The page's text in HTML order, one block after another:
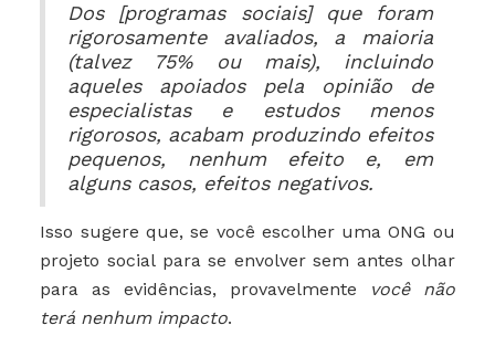
Dos [programas sociais] que foram
rigorosamente avaliados, a maioria
(talvez 75% ou mais), incluindo
aqueles apoiados pela opinião de
especialistas e estudos menos
rigorosos, acabam produzindo efeitos
pequenos, nenhum efeito e, em
alguns casos, efeitos negativos.
Isso sugere que, se você escolher uma ONG ou
projeto social para se envolver sem antes olhar
para as evidências, provavelmente
você não
terá nenhum impacto.